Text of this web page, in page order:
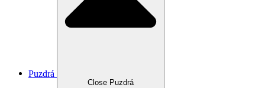
Puzdrá
Close Puzdrá